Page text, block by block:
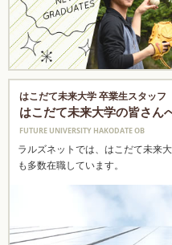
はこだて未来大学 卒業生スタッフ
はこだて未来大学の皆さん
FUTURE UNIVERSITY HAKODATE OB
ラルズネットでは、はこだて未来
も多数在職しています。